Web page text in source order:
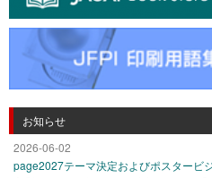
お知らせ
2026-06-02
page2027テーマ決定およびポスタービ